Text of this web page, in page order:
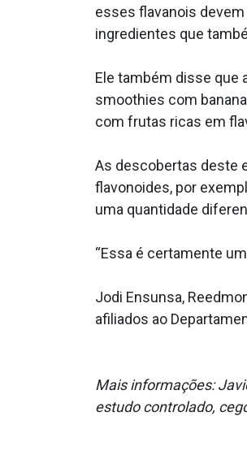
esses flavanois
ingredientes que
Ele também disse que
smoothies com
com frutas ricas em
As descobertas deste
flavonoides, por
uma quantidade
“Essa é certamente
Jodi Ensunsa,
afiliados ao
Mais informações:
estudo controlado,